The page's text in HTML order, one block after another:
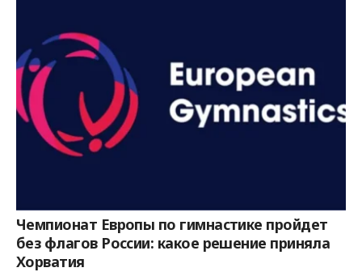
Чемпионат Европы по гимнастике пройдет
без флагов России: какое решение приняла
Хорватия